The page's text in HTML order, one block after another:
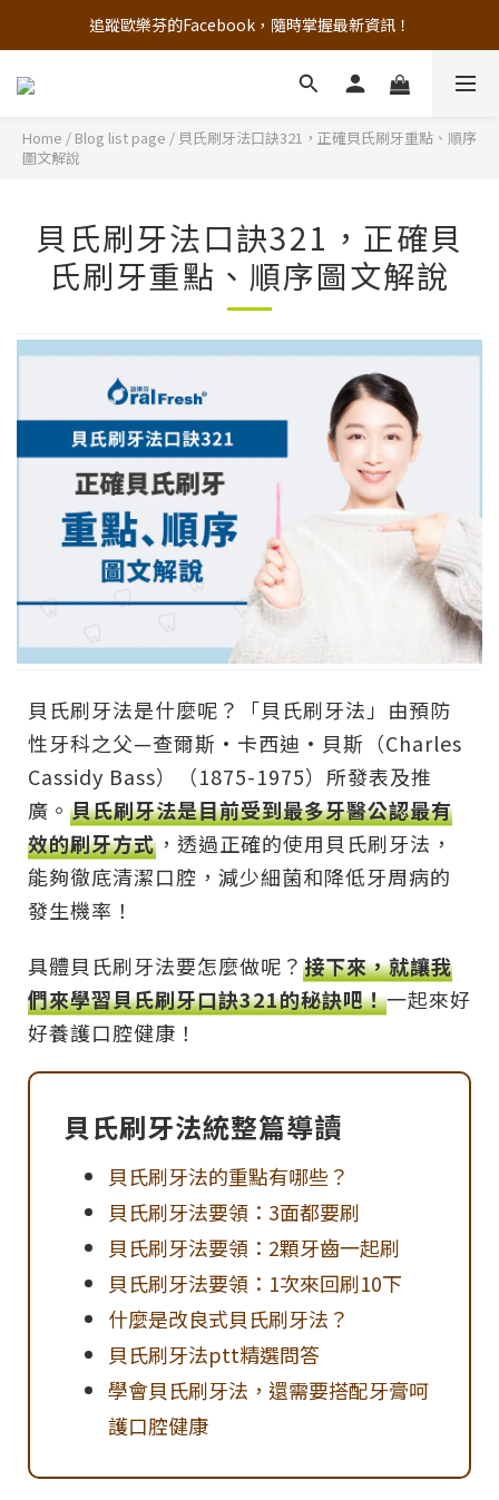
追蹤歐樂芬的Facebook，隨時掌握最新資訊！
追蹤歐樂芬的Facebook，隨時掌握最新資訊！
註冊新會員，現領50元購物金
Home / Blog list page / 貝氏刷牙法口訣321，正確貝氏刷牙重點、順序
圖文解說
貝氏刷牙法口訣321，正確貝
氏刷牙重點、順序圖文解說
貝氏刷牙法是什麼呢？「貝氏刷牙法」由預防
性牙科之父—查爾斯·卡西迪·貝斯（Charles
Cassidy Bass）（1875-1975）所發表及推
廣。 貝氏刷牙法是目前受到最多牙醫公認最有
效的刷牙方式 ，透過正確的使用貝氏刷牙法，
能夠徹底清潔口腔，減少細菌和降低牙周病的
發生機率！
具體貝氏刷牙法要怎麼做呢？ 接下來，就讓我
們來學習貝氏刷牙口訣321的秘訣吧！一起來好
好養護口腔健康！
貝氏刷牙法統整篇導讀
貝氏刷牙法的重點有哪些？
貝氏刷牙法要領：3面都要刷
貝氏刷牙法要領：2顆牙齒一起刷
貝氏刷牙法要領：1次來回刷10下
什麼是改良式貝氏刷牙法？
貝氏刷牙法ptt精選問答
學會貝氏刷牙法，還需要搭配牙膏呵
護口腔健康